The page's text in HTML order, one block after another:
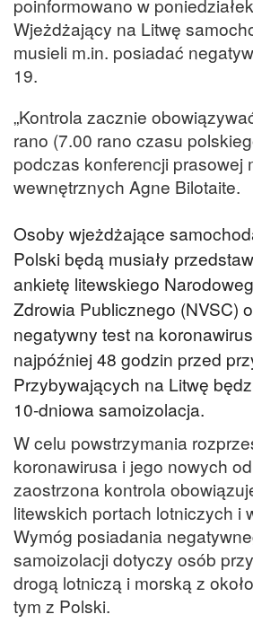
poinformowano w
Wjeżdżający na Litwę
musieli m.in. posiadać
19.
„Kontrola zacznie
rano (7.00 rano czasu
podczas konferencji prasowej
wewnętrznych Agne Bilotaite.
Osoby wjeżdżające
Polski będą musiały
ankietę litewskiego
Zdrowia Publicznego (NVSC)
negatywny test na
najpóźniej 48 godzin przed
Przybywających na Litwę
10-dniowa samoizolacja.
W celu powstrzymania
koronawirusa i jego nowych
zaostrzona kontrola
litewskich portach lotniczych i
Wymóg posiadania
samoizolacji dotyczy osób
drogą lotniczą i morską z
tym z Polski.